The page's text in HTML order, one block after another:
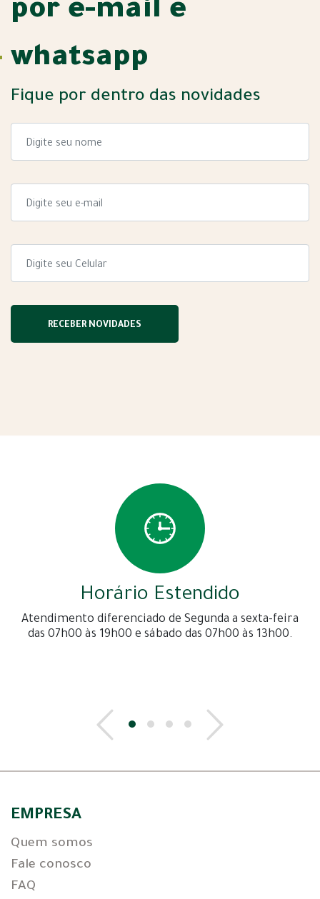
por e-mail e
whatsapp
Fique por dentro das novidades
Horário Estendido
Atendimento diferenciado de Segunda a sexta-feira
das 07h00 às 19h00 e sábado das 07h00 às 13h00.
EMPRESA
Quem somos
Fale conosco
FAQ